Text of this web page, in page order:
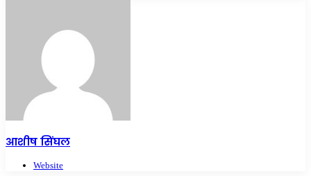
आशीष सिंघल
Website